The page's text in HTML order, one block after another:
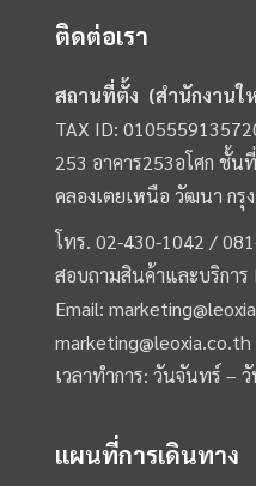
ติดต่อเรา
สถานที่ตั้ง (สำนักงานใ
TAX ID:
253 อาคาร253อโศก ชั้
คลองเตยเหนือ วัฒนา ก
โทร.02-430-1042 /
สอบถามสินค้าและบริกา
Email:
marketing@leoxia.co.th
เวลาทำการ: วันจันทร์ –
แผนที่การเดินทาง